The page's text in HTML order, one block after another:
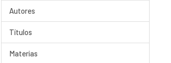
Autores
Títulos
Materias